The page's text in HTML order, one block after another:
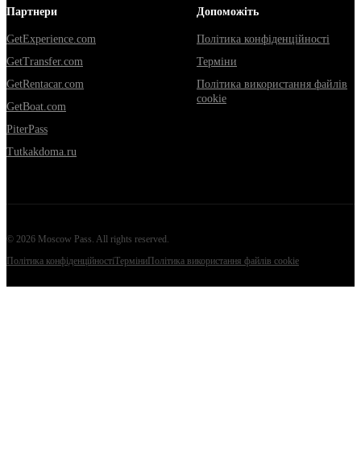
Партнери
GetExperience.com
GetTransfer.com
GetRentacar.com
GetBoat.com
PiterPass
Tutkakdoma.ru
Допоможіть
Політика конфіденційності
Терміни
Політика використання файлів
cookie
© 2026 Moscow Pass. All rights reserved.
Політика конфіденційностіТерміни Політика використання файлів cookie